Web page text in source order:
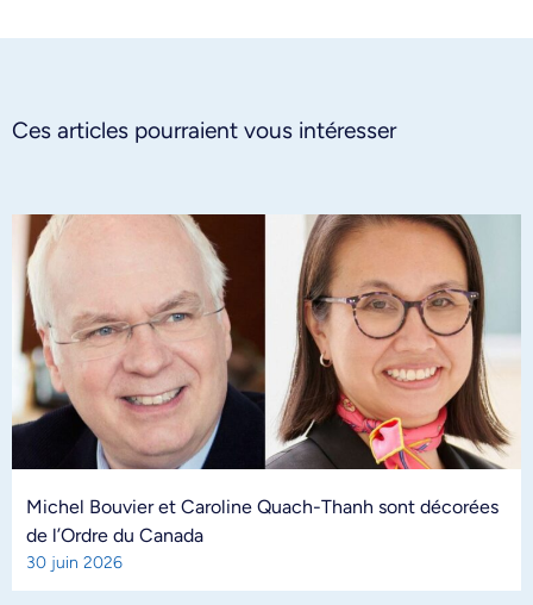
Ces articles pourraient vous intéresser
Michel Bouvier et Caroline Quach-Thanh sont décorées
de l’Ordre du Canada
30 juin 2026